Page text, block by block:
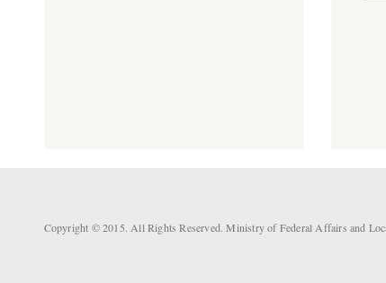
Copyright © 2015. All Rights Reserved. Ministry of Federal Affairs and